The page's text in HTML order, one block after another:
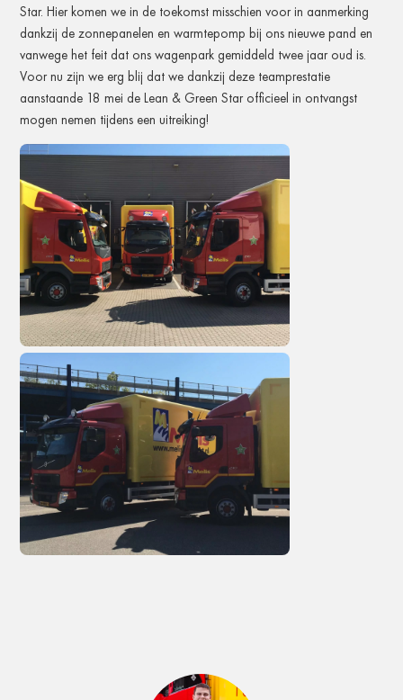
Star. Hier komen we in de toekomst misschien voor in aanmerking
dankzij de zonnepanelen en warmtepomp bij ons nieuwe pand en
vanwege het feit dat ons wagenpark gemiddeld twee jaar oud is.
Voor nu zijn we erg blij dat we dankzij deze teamprestatie
aanstaande 18 mei de Lean & Green Star officieel in ontvangst
mogen nemen tijdens een uitreiking!